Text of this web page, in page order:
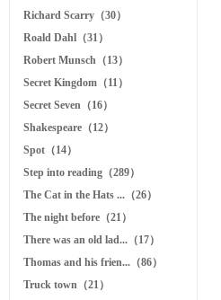
Richard Scarry（30）
Roald Dahl（31）
Robert Munsch（13）
Secret Kingdom（11）
Secret Seven（16）
Shakespeare（12）
Spot（14）
Step into reading（289）
The Cat in the Hats ...（26）
The night before（21）
There was an old lad...（17）
Thomas and his frien...（86）
Truck town（21）